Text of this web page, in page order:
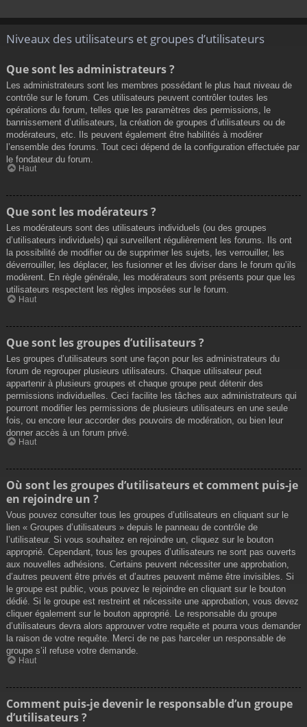
Niveaux des utilisateurs et groupes d’utilisateurs
Que sont les administrateurs ?
Les administrateurs sont les membres possédant le plus haut niveau de
contrôle sur le forum. Ces utilisateurs peuvent contrôler toutes les
opérations du forum, telles que les paramètres des permissions, le
bannissement d’utilisateurs, la création de groupes d’utilisateurs ou de
modérateurs, etc. Ils peuvent également être habilités à modérer
l’ensemble des forums. Tout ceci dépend de la configuration effectuée par
le fondateur du forum.
Haut
Que sont les modérateurs ?
Les modérateurs sont des utilisateurs individuels (ou des groupes
d’utilisateurs individuels) qui surveillent régulièrement les forums. Ils ont
la possibilité de modifier ou de supprimer les sujets, les verrouiller, les
déverrouiller, les déplacer, les fusionner et les diviser dans le forum qu’ils
modèrent. En règle générale, les modérateurs sont présents pour que les
utilisateurs respectent les règles imposées sur le forum.
Haut
Que sont les groupes d’utilisateurs ?
Les groupes d’utilisateurs sont une façon pour les administrateurs du
forum de regrouper plusieurs utilisateurs. Chaque utilisateur peut
appartenir à plusieurs groupes et chaque groupe peut détenir des
permissions individuelles. Ceci facilite les tâches aux administrateurs qui
pourront modifier les permissions de plusieurs utilisateurs en une seule
fois, ou encore leur accorder des pouvoirs de modération, ou bien leur
donner accès à un forum privé.
Haut
Où sont les groupes d’utilisateurs et comment puis-je
en rejoindre un ?
Vous pouvez consulter tous les groupes d’utilisateurs en cliquant sur le
lien « Groupes d’utilisateurs » depuis le panneau de contrôle de
l’utilisateur. Si vous souhaitez en rejoindre un, cliquez sur le bouton
approprié. Cependant, tous les groupes d’utilisateurs ne sont pas ouverts
aux nouvelles adhésions. Certains peuvent nécessiter une approbation,
d’autres peuvent être privés et d’autres peuvent même être invisibles. Si
le groupe est public, vous pouvez le rejoindre en cliquant sur le bouton
dédié. Si le groupe est restreint et nécessite une approbation, vous devez
cliquer également sur le bouton approprié. Le responsable du groupe
d’utilisateurs devra alors approuver votre requête et pourra vous demander
la raison de votre requête. Merci de ne pas harceler un responsable de
groupe s’il refuse votre demande.
Haut
Comment puis-je devenir le responsable d’un groupe
d’utilisateurs ?